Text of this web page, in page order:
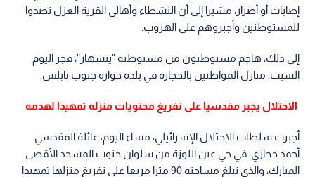
إصابات أو أضرار، مشيرا إلى أن النشطاء وأهالي القرية العزل تصدوا
للمستوطنين وأجبروهم على الهروب.
إلى ذلك، هاجم مستوطنون من مستوطنة "يتسهار"، فجر اليوم
السبت، منازل المواطنين بالحجارة في بلدة حوارة جنوب نابلس.
الاحتلال يجبر مقدسيا على تفريغ محتويات منزله تمهيدا لهدمه
أجبرت سلطات الاحتلال الإسرائيلي، مساء اليوم، عائلة المقدسي
أحمد حجازي، في حي عين اللوزة من سلوان جنوب المسجد الأقصى
المبارك، والذي تبلغ مساحته 90 مترا مربعا على تفريغ منزلها تمهيدا